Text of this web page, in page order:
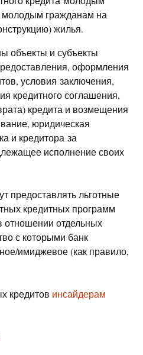
гражданам на
жилья.
объекты и субъекты
оформления
условия заключения,
кредитного соглашения,
кредита и возмещения
юридическая
и кредитора за
исполнение своих
предоставлять льготные
кредитных программ
отношении отдельных
с которыми банк
имиджевое (как правило,
кредитов инсайдерам